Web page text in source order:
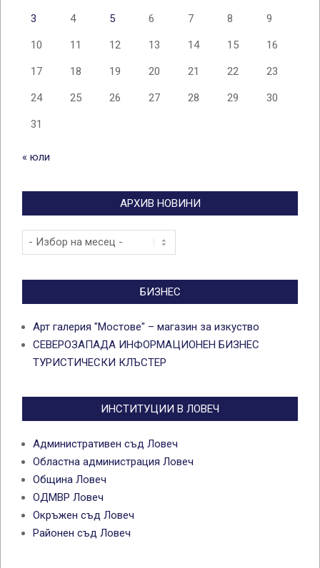
3 4 5 6 7 8 9
10 11 12 13 14 15 16
17 18 19 20 21 22 23
24 25 26 27 28 29 30
31
« юли
АРХИВ НОВИНИ
Архив
новини
БИЗНЕС
Арт галерия "Мостове" – магазин за изкуство
СЕВЕРОЗАПАДА ИНФОРМАЦИОНЕН БИЗНЕС
ТУРИСТИЧЕСКИ КЛЪСТЕР
ИНСТИТУЦИИ В ЛОВЕЧ
Административен съд Ловеч
Областна администрация Ловеч
Община Ловеч
ОДМВР Ловеч
Окръжен съд Ловеч
Районен съд Ловеч